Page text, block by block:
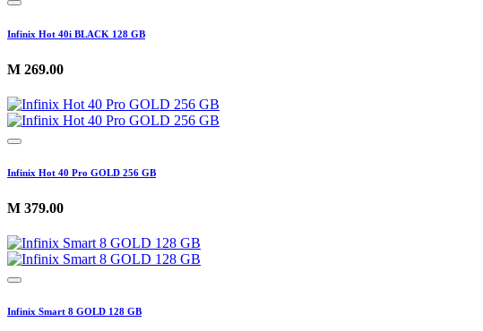
Infinix Hot 40i BLACK 128 GB
M 269.00
Infinix Hot 40 Pro GOLD 256 GB
M 379.00
Infinix Smart 8 GOLD 128 GB